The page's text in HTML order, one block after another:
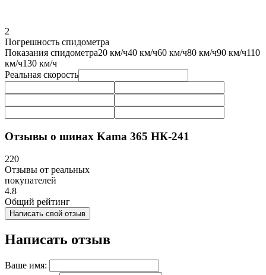
2
Погрешность спидометра
Показания спидометра20 км/ч40 км/ч60 км/ч80 км/ч90 км/ч110
км/ч130 км/ч
Реальная скорость
Отзывы о шинах Kama 365 НК-241
220
Отзывы от реальных
покупателей
4.8
Общий рейтинг
Написать свой отзыв
Написать отзыв
Ваше имя: